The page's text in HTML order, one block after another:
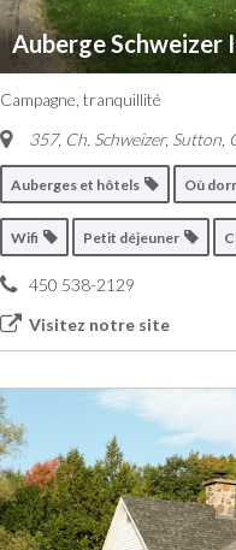
Auberge Schweizer
Campagne, tranquillité
357, Ch. Schweizer, Sutton,
Auberges et hôtels Où
Wifi Petit déjeuner
450 538-2129
Visitez notre site